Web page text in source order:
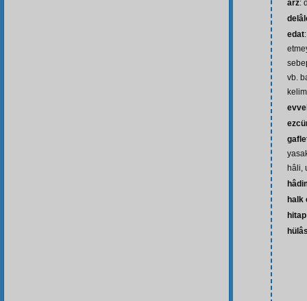
arz:
edat
vb.
hâli,
halk
hitap